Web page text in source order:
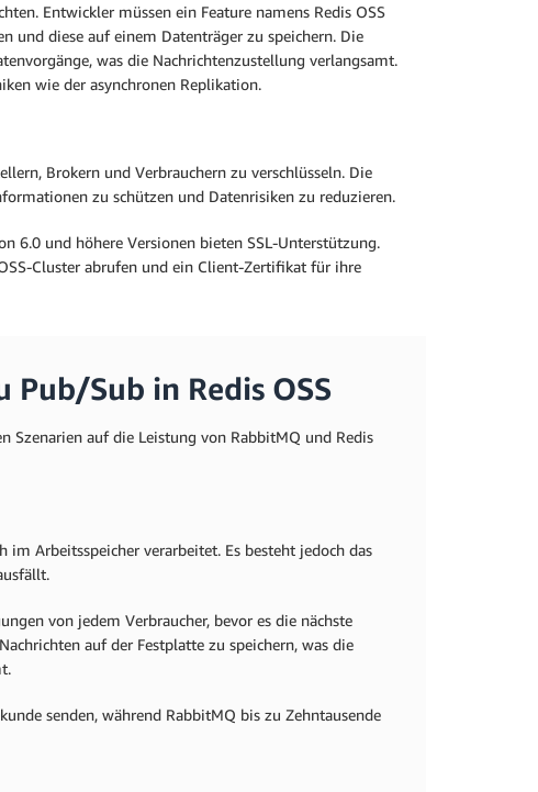
Entwickler müssen ein Feature namens Redis OSS
und diese auf einem Datenträger zu speichern. Die
was die Nachrichtenzustellung verlangsamt.
wie der asynchronen Replikation.
Brokern und Verbrauchern zu verschlüsseln. Die
zu schützen und Datenrisiken zu reduzieren.
6.0 und höhere Versionen bieten SSL-Unterstützung.
Cluster abrufen und ein Client-Zertifikat für ihre
Sub in Redis OSS
Szenarien auf die Leistung von RabbitMQ und Redis
im Arbeitsspeicher verarbeitet. Es besteht jedoch das
von jedem Verbraucher, bevor es die nächste
auf der Festplatte zu speichern, was die
senden, während RabbitMQ bis zu Zehntausende